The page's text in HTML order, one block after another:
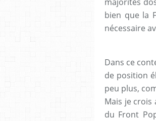
bien que la
nécessaire
Dans ce
de position
peu plus,
Mais je
du Front